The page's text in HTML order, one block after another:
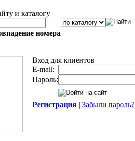
и каталогу
номера
Вход для клиентов
E-mail:
Пароль:
Регистрация| Забыли пароль?